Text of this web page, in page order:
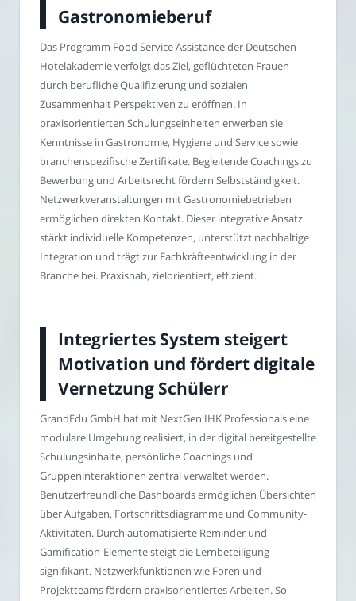
Gastronomieberuf
Das Programm Food Service Assistance der Deutschen
Hotelakademie verfolgt das Ziel, geflüchteten Frauen
durch berufliche Qualifizierung und sozialen
Zusammenhalt Perspektiven zu eröffnen. In
praxisorientierten Schulungseinheiten erwerben sie
Kenntnisse in Gastronomie, Hygiene und Service sowie
branchenspezifische Zertifikate. Begleitende Coachings zu
Bewerbung und Arbeitsrecht fördern Selbstständigkeit.
Netzwerkveranstaltungen mit Gastronomiebetrieben
ermöglichen direkten Kontakt. Dieser integrative Ansatz
stärkt individuelle Kompetenzen, unterstützt nachhaltige
Integration und trägt zur Fachkräfteentwicklung in der
Branche bei. Praxisnah, zielorientiert, effizient.
Integriertes System steigert
Motivation und fördert digitale
Vernetzung Schülerr
GrandEdu GmbH hat mit NextGen IHK Professionals eine
modulare Umgebung realisiert, in der digital bereitgestellte
Schulungsinhalte, persönliche Coachings und
Gruppeninteraktionen zentral verwaltet werden.
Benutzerfreundliche Dashboards ermöglichen Übersichten
über Aufgaben, Fortschrittsdiagramme und Community-
Aktivitäten. Durch automatisierte Reminder und
Gamification-Elemente steigt die Lernbeteiligung
signifikant. Netzwerkfunktionen wie Foren und
Projektteams fördern praxisorientiertes Arbeiten. So